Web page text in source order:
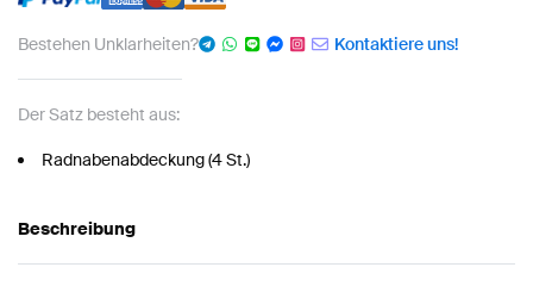
Bestehen Unklarheiten? Kontaktiere uns!
Der Satz besteht aus:
Radnabenabdeckung (4 St.)
Beschreibung